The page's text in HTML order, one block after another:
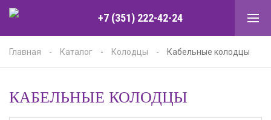
+7 (351) 222-42-24
Главная - Каталог - Колодцы - Кабельные колодцы
КАБЕЛЬНЫЕ КОЛОДЦЫ